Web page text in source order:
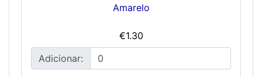
Amarelo
€1.30
Adicionar: